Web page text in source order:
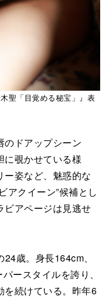
聖「目覚める秘宝」』表
ドアップシーン
に覗かせている様
姿など、魅惑的な
アクイーン”候補とし
ビアページは見逃せ
歳。身長164cm、
ースタイルを誇り、
を続けている。昨年6